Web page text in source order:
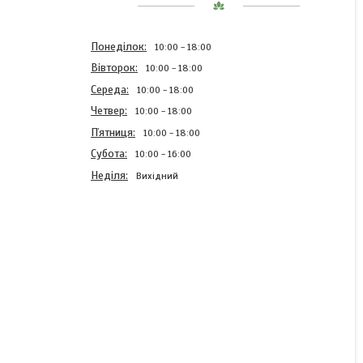
Понеділок 10:00 18:00
Вівторок 10:00 18:00
Середа 10:00 18:00
Четвер 10:00 18:00
Пʼятниця 10:00 18:00
Субота 10:00 16:00
Неділя Вихідний